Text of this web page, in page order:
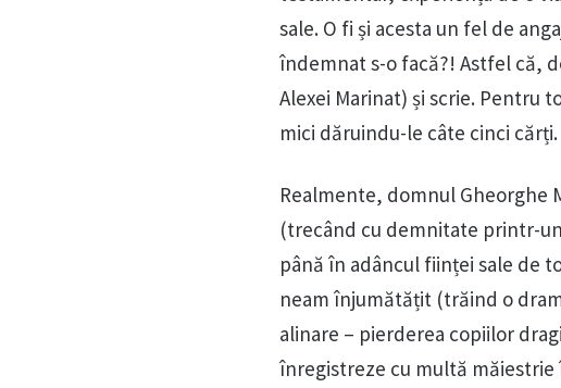
sale. O fi și acesta un fel de
îndemnat s-o facă?! Astfel că,
Alexei Marinat) și scrie. Pentru
mici dăruindu-le câte cinci cărți.
Realmente, domnul Gheorghe
(trecând cu demnitate printr-
până în adâncul ființei sale de
neam înjumătățit (trăind o
alinare – pierderea copiilor
înregistreze cu multă